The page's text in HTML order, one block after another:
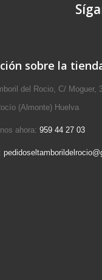
sobre la
del Rocio, C/ Moguer,
(Almonte) Huelva
ahora: 959 44 27 03